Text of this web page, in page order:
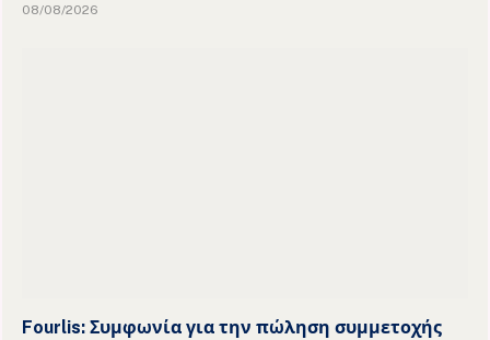
08/08/2026
Fourlis: Συμφωνία για την πώληση συμμετοχής